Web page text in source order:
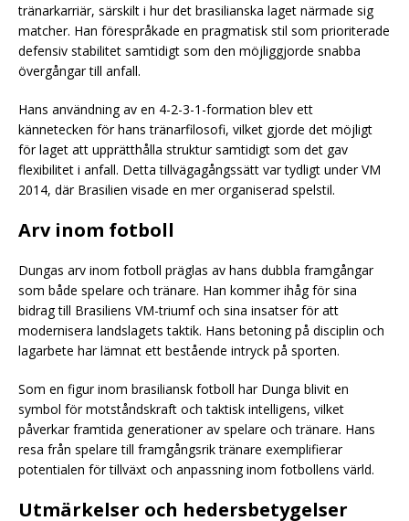
tränarkarriär, särskilt i hur det brasilianska laget närmade sig
matcher. Han förespråkade en pragmatisk stil som prioriterade
defensiv stabilitet samtidigt som den möjliggjorde snabba
övergångar till anfall.
Hans användning av en 4-2-3-1-formation blev ett
kännetecken för hans tränarfilosofi, vilket gjorde det möjligt
för laget att upprätthålla struktur samtidigt som det gav
flexibilitet i anfall. Detta tillvägagångssätt var tydligt under VM
2014, där Brasilien visade en mer organiserad spelstil.
Arv inom fotboll
Dungas arv inom fotboll präglas av hans dubbla framgångar
som både spelare och tränare. Han kommer ihåg för sina
bidrag till Brasiliens VM-triumf och sina insatser för att
modernisera landslagets taktik. Hans betoning på disciplin och
lagarbete har lämnat ett bestående intryck på sporten.
Som en figur inom brasiliansk fotboll har Dunga blivit en
symbol för motståndskraft och taktisk intelligens, vilket
påverkar framtida generationer av spelare och tränare. Hans
resa från spelare till framgångsrik tränare exemplifierar
potentialen för tillväxt och anpassning inom fotbollens värld.
Utmärkelser och hedersbetygelser